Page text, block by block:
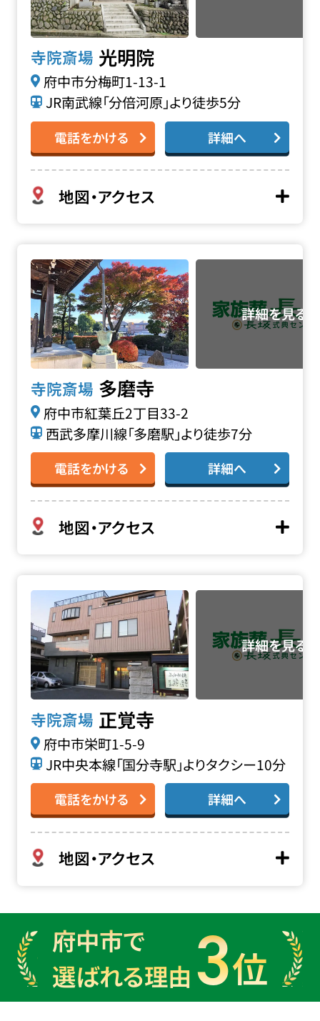
寺院斎場 光明院
府中市分梅町1-13-1
JR南武線「分倍河原」より徒歩5分
電話をかける 詳細へ
地図・アクセス
寺院斎場 多磨寺
府中市紅葉丘2丁目33-2
西武多摩川線「多磨駅」より徒歩7分
電話をかける 詳細へ
地図・アクセス
寺院斎場 正覚寺
府中市栄町1-5-9
JR中央本線「国分寺駅」よりタクシー10分
電話をかける 詳細へ
地図・アクセス
正覚寺の詳細へ
府中市で
選ばれる理由 3位